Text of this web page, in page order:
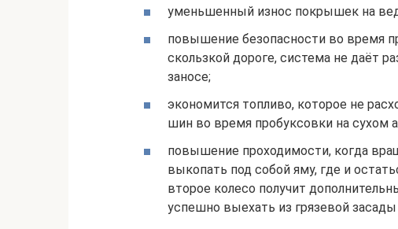
уменьшенный износ покрышек на
повышение безопасности во время
скользкой дороге, система не даёт
заносе;
экономится топливо, которое не
шин во время пробуксовки на сухом
повышение проходимости, когда
выкопать под собой яму, где и
второе колесо получит
успешно выехать из грязевой засады